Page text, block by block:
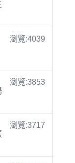
瀏覽:4039
瀏覽:3853
瀏覽:3717